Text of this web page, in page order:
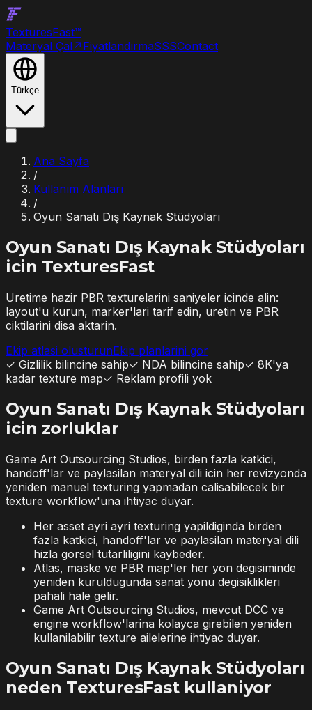
TexturesFast™
Materyal Çal↗ FiyatlandırmaSSSContact
Türkçe
Ana Sayfa
/
Kullanım Alanları
/
Oyun Sanatı Dış Kaynak Stüdyoları
Oyun Sanatı Dış Kaynak Stüdyoları
icin TexturesFast
Uretime hazir PBR texturelarini saniyeler icinde alin:
layout'u kurun, marker'lari tarif edin, uretin ve PBR
ciktilarini disa aktarin.
Ekip atlasi olusturunEkip planlarini gor
✓ Gizlilik bilincine sahip✓ NDA bilincine sahip✓ 8K'ya
kadar texture map✓ Reklam profili yok
Oyun Sanatı Dış Kaynak Stüdyoları
icin zorluklar
Game Art Outsourcing Studios, birden fazla katkici,
handoff'lar ve paylasilan materyal dili icin her revizyonda
yeniden manuel texturing yapmadan calisabilecek bir
texture workflow'una ihtiyac duyar.
Her asset ayri ayri texturing yapildiginda birden
fazla katkici, handoff'lar ve paylasilan materyal dili
hizla gorsel tutarliligini kaybeder.
Atlas, maske ve PBR map'ler her yon degisiminde
yeniden kuruldugunda sanat yonu degisiklikleri
pahali hale gelir.
Game Art Outsourcing Studios, mevcut DCC ve
engine workflow'larina kolayca girebilen yeniden
kullanilabilir texture ailelerine ihtiyac duyar.
Oyun Sanatı Dış Kaynak Stüdyoları
neden TexturesFast kullaniyor